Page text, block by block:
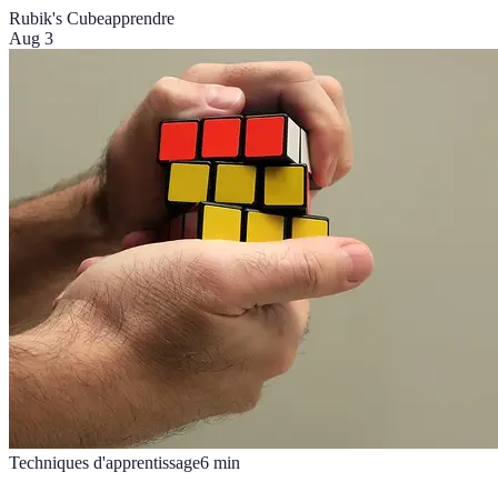
Rubik's Cubeapprendre
Aug 3
Techniques d'apprentissage6 min